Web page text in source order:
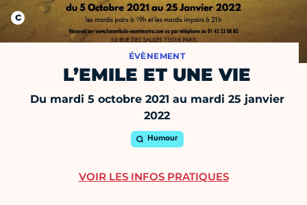
ÉVÈNEMENT
L’EMILE ET UNE VIE
Du mardi 5 octobre 2021 au mardi 25 janvier
2022
Humour
VOIR LES INFOS PRATIQUES